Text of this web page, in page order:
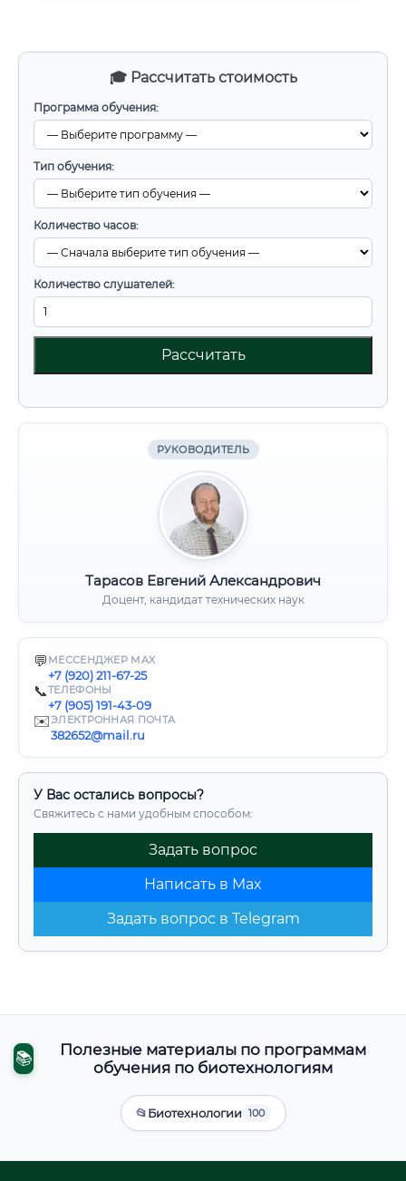
🎓 Рассчитать стоимость
Программа обучения:
Тип обучения:
Количество часов:
Количество слушателей:
Рассчитать
РУКОВОДИТЕЛЬ
Тарасов Евгений Александрович
Доцент, кандидат технических наук
💬 МЕССЕНДЖЕР MAX
+7 (920) 211-67-25
📞ТЕЛЕФОНЫ
+7 (905) 191-43-09
✉️ЭЛЕКТРОННАЯ ПОЧТА
382652@mail.ru
У Вас остались вопросы?
Свяжитесь с нами удобным способом:
Задать вопрос
Написать в Max
Задать вопрос в Telegram
📚
Полезные материалы по программам
обучения по биотехнологиям
📂Биотехнологии 100